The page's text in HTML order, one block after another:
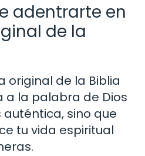
adentrarte en
de la
original de la Biblia
a la palabra de Dios
sino que
tu vida espiritual